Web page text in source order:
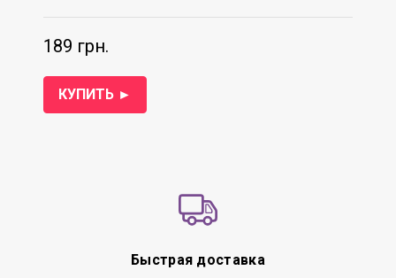
КУПИТЬ ►
189 грн.
Быстрая доставка